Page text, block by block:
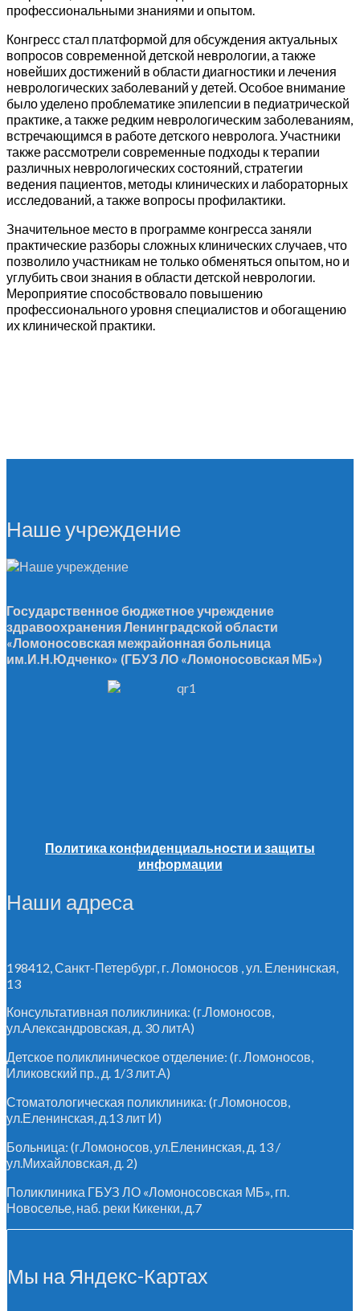
профессиональными знаниями и опытом.
Конгресс стал платформой для обсуждения актуальных
вопросов современной детской неврологии, а также
новейших достижений в области диагностики и лечения
неврологических заболеваний у детей. Особое внимание
было уделено проблематике эпилепсии в педиатрической
практике, а также редким неврологическим заболеваниям,
встречающимся в работе детского невролога. Участники
также рассмотрели современные подходы к терапии
различных неврологических состояний, стратегии
ведения пациентов, методы клинических и лабораторных
исследований, а также вопросы профилактики.
Значительное место в программе конгресса заняли
практические разборы сложных клинических случаев, что
позволило участникам не только обменяться опытом, но и
углубить свои знания в области детской неврологии.
Мероприятие способствовало повышению
профессионального уровня специалистов и обогащению
их клинической практики.
Наше учреждение
Государственное бюджетное учреждение
здравоохранения Ленинградской области
«Ломоносовская межрайонная больница
им.И.Н.Юдченко» (ГБУЗ ЛО «Ломоносовская МБ»)
Политика конфиденциальности и защиты
информации
Наши адреса
198412, Санкт-Петербург, г. Ломоносов , ул. Еленинская,
13
Консультативная поликлиника: (г.Ломоносов,
ул.Александровская, д. 30 литА)
Детское поликлиническое отделение: (г. Ломоносов,
Иликовский пр., д. 1/3 лит.А)
Стоматологическая поликлиника: (г.Ломоносов,
ул.Еленинская, д.13 лит И)
Больница: (г.Ломоносов, ул.Еленинская, д. 13 /
ул.Михайловская, д. 2)
Поликлиника ГБУЗ ЛО «Ломоносовская МБ», гп.
Новоселье, наб. реки Кикенки, д.7
Мы на Яндекс-Картах